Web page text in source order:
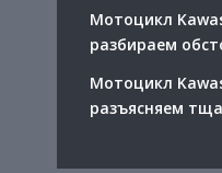
Мотоцикл
разбираем
Мотоцикл
разъясняем